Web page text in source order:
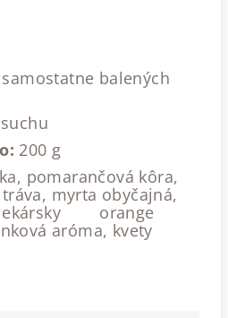
samostatne balených
200 g
pomarančová kôra,
myrta obyčajná,
lekársky orange
aróma, kvety